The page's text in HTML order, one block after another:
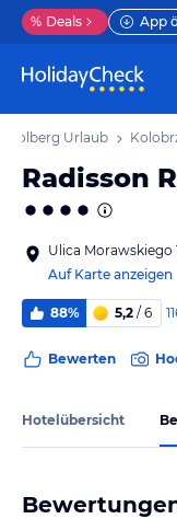
% Deals App
Kolberg Urlaub
Radisson
Ulica Morawskiego
Auf Karte anzeigen
88% 5,2 / 6
Bewerten
Hotelübersicht